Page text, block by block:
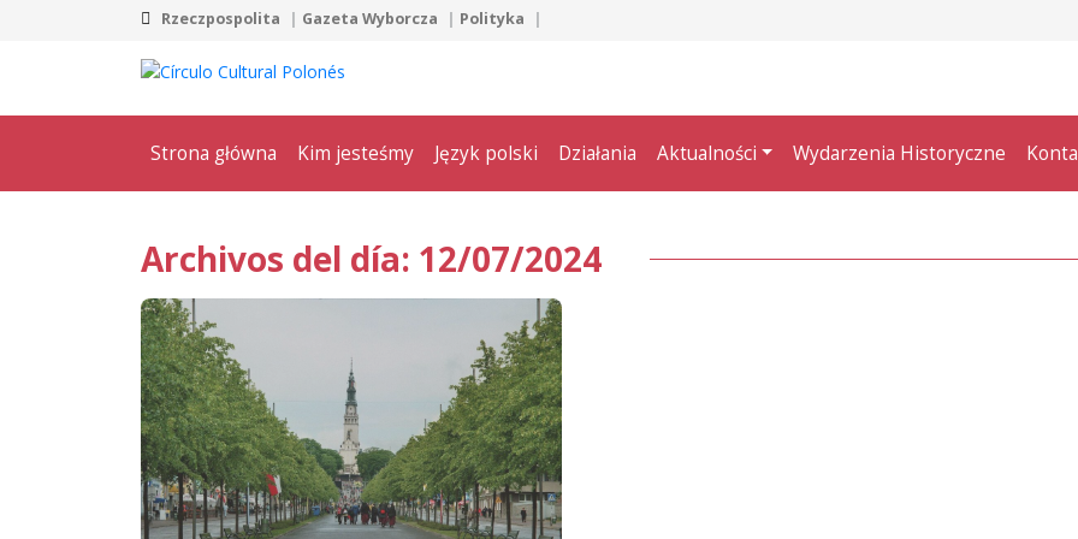
Rzeczpospolita Gazeta Wyborcza Polityka
Strona główna Kim jesteśmy Język polski Działania Aktualności Wydarzenia Historyczne
Archivos del día: 12/07/2024